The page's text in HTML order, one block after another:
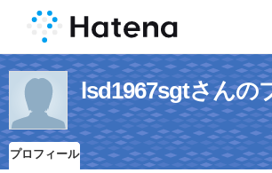
lsd1967sgtさんの
プロフィール